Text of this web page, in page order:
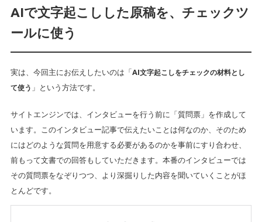
AIで文字起こしした原稿を、チェックツ
ールに使う
実は、今回主にお伝えしたいのは「 AI文字起こしをチェックの材料とし
て使う 」という方法です。
サイトエンジンでは、インタビューを行う前に「質問票」を作成して
います。このインタビュー記事で伝えたいことは何なのか、そのため
にはどのような質問を用意する必要があるのかを事前にすり合わせ、
前もって文書での回答もしていただきます。本番のインタビューでは
その質問票をなぞりつつ、より深掘りした内容を聞いていくことがほ
とんどです。